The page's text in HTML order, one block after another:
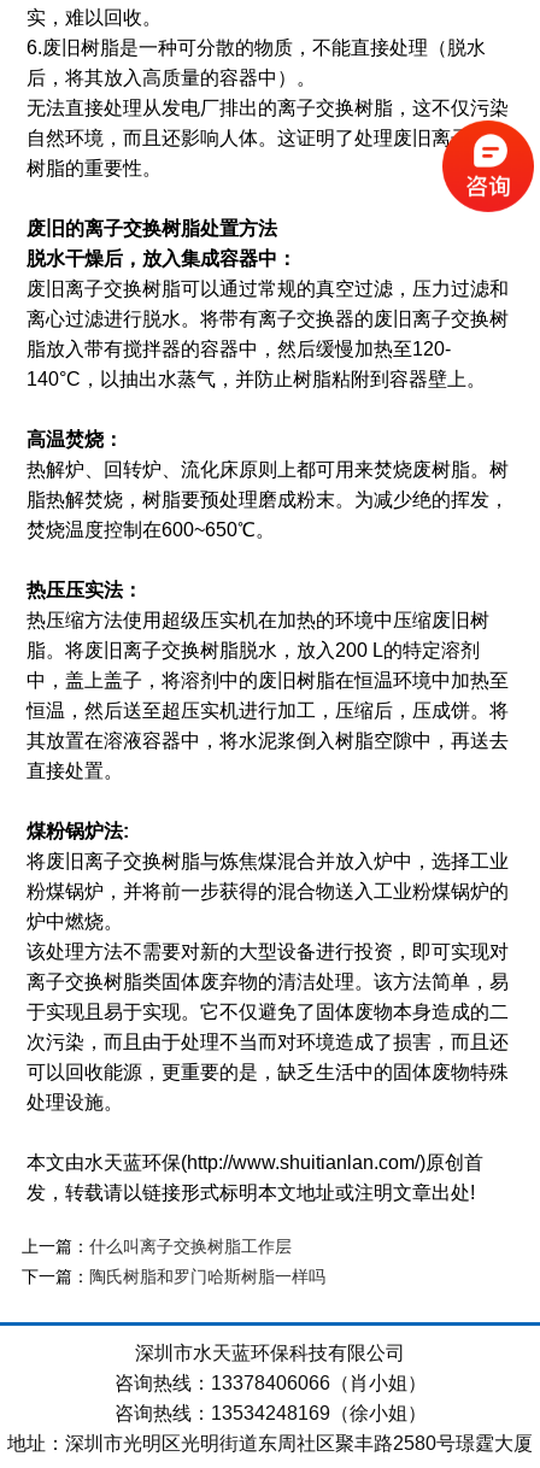
实，难以回收。
6.废旧树脂是一种可分散的物质，不能直接处理（脱水
后，将其放入高质量的容器中）。
无法直接处理从发电厂排出的离子交换树脂，这不仅污染
自然环境，而且还影响人体。这证明了处理废旧离子交换
树脂的重要性。
废旧的离子交换树脂处置方法
脱水干燥后，放入集成容器中：
废旧离子交换树脂可以通过常规的真空过滤，压力过滤和
离心过滤进行脱水。将带有离子交换器的废旧离子交换树
脂放入带有搅拌器的容器中，然后缓慢加热至120-
140°C，以抽出水蒸气，并防止树脂粘附到容器壁上。
高温焚烧：
热解炉、回转炉、流化床原则上都可用来焚烧废树脂。树
脂热解焚烧，树脂要预处理磨成粉末。为减少绝的挥发，
焚烧温度控制在600~650℃。
热压压实法：
热压缩方法使用超级压实机在加热的环境中压缩废旧树
脂。将废旧离子交换树脂脱水，放入200 L的特定溶剂
中，盖上盖子，将溶剂中的废旧树脂在恒温环境中加热至
恒温，然后送至超压实机进行加工，压缩后，压成饼。将
其放置在溶液容器中，将水泥浆倒入树脂空隙中，再送去
直接处置。
煤粉锅炉法:
将废旧离子交换树脂与炼焦煤混合并放入炉中，选择工业
粉煤锅炉，并将前一步获得的混合物送入工业粉煤锅炉的
炉中燃烧。
该处理方法不需要对新的大型设备进行投资，即可实现对
离子交换树脂类固体废弃物的清洁处理。该方法简单，易
于实现且易于实现。它不仅避免了固体废物本身造成的二
次污染，而且由于处理不当而对环境造成了损害，而且还
可以回收能源，更重要的是，缺乏生活中的固体废物特殊
处理设施。
本文由水天蓝环保(http://www.shuitianlan.com/)原创首
发，转载请以链接形式标明本文地址或注明文章出处!
上一篇： 什么叫离子交换树脂工作层
下一篇： 陶氏树脂和罗门哈斯树脂一样吗
深圳市水天蓝环保科技有限公司
咨询热线：13378406066（肖小姐）
咨询热线：13534248169（徐小姐）
地址：深圳市光明区光明街道东周社区聚丰路2580号璟霆大厦